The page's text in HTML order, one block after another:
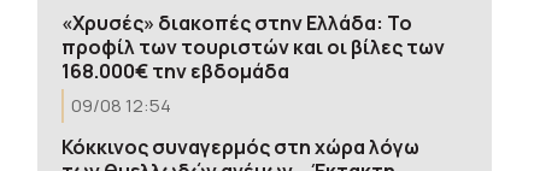
«Χρυσές» διακοπές στην Ελλάδα: Το
προφίλ των τουριστών και οι βίλες των
168.000€ την εβδομάδα
09/08 12:54
Κόκκινος συναγερμός στη χώρα λόγω